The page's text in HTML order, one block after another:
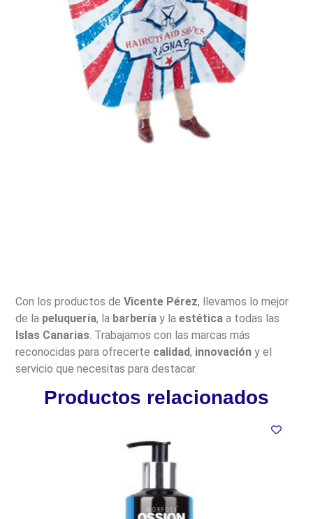
Con los productos deVicente Pérez, llevamos lo mejor
de la peluquería, la barbería y laestética a todas las
Islas Canarias . Trabajamos con las marcas más
reconocidas para ofrecerte calidad, innovación y el
servicio que necesitas para destacar.
Productos relacionados